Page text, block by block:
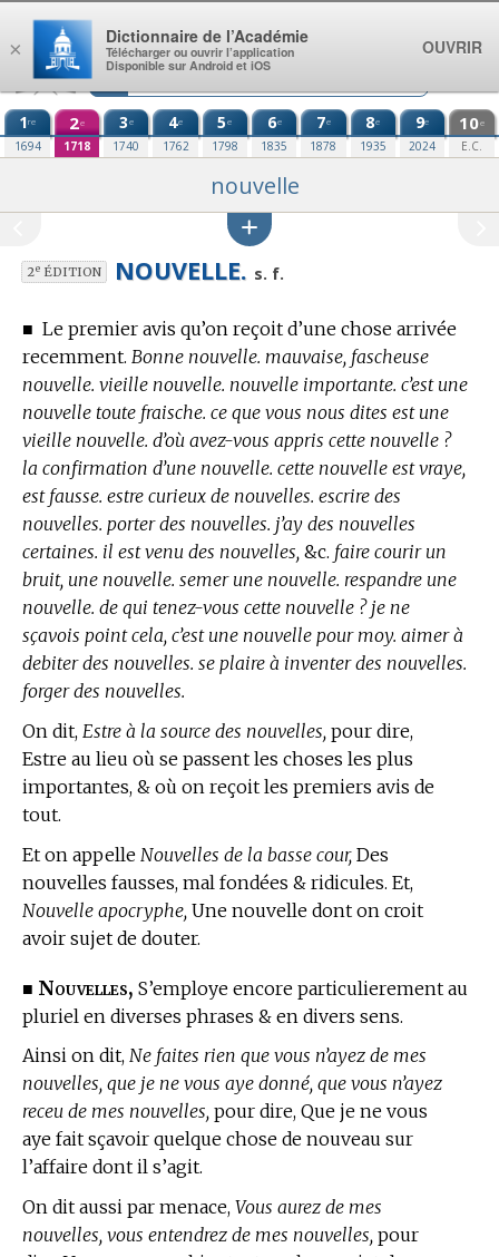
Aller au contenu
1re
1694
2e
1718
3e
1740
4e
1762
5e
1798
6e
1835
7e
1878
8e
1935
9e
2024
10e
E.C.
nouvelle
2eÉDITION NOUVELLE. s. f.
■ Le premier avis qu’on reçoit d’une chose arrivée
recemment. Bonne nouvelle. mauvaise, fascheuse
nouvelle. vieille nouvelle. nouvelle importante. c’est une
nouvelle toute fraische. ce que vous nous dites est une
vieille nouvelle. d’où avez-vous appris cette nouvelle ?
la confirmation d’une nouvelle. cette nouvelle est vraye,
est fausse. estre curieux de nouvelles. escrire des
nouvelles. porter des nouvelles. j’ay des nouvelles
certaines. il est venu des nouvelles, &c. faire courir un
bruit, une nouvelle. semer une nouvelle. respandre une
nouvelle. de qui tenez-vous cette nouvelle ? je ne
sçavois point cela, c’est une nouvelle pour moy. aimer à
debiter des nouvelles. se plaire à inventer des nouvelles.
forger des nouvelles.
On dit, Estre à la source des nouvelles, pour dire,
Estre au lieu où se passent les choses les plus
importantes, & où on reçoit les premiers avis de
tout.
Et on appelle Nouvelles de la basse cour, Des
nouvelles fausses, mal fondées & ridicules. Et,
Nouvelle apocryphe, Une nouvelle dont on croit
avoir sujet de douter.
■ Nouvelles, S’employe encore particulierement au
pluriel en diverses phrases & en divers sens.
Ainsi on dit, Ne faites rien que vous n’ayez de mes
nouvelles, que je ne vous aye donné, que vous n’ayez
receu de mes nouvelles, pour dire, Que je ne vous
aye fait sçavoir quelque chose de nouveau sur
l’affaire dont il s’agit.
On dit aussi par menace, Vous aurez de mes
nouvelles, vous entendrez de mes nouvelles, pour
×
Dictionnaire de l’Académie
Télécharger ou ouvrir l’application
Disponible sur Android et iOS
OUVRIR